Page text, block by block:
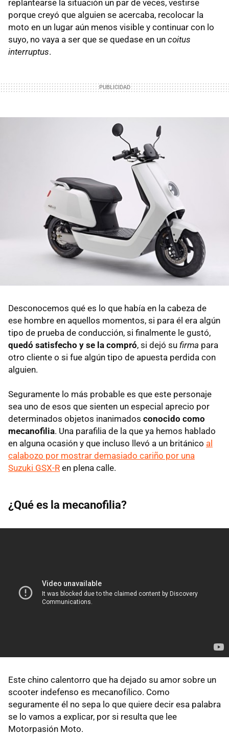
replantearse la situación un par de veces, vestirse
porque creyó que alguien se acercaba, recolocar la
moto en un lugar aún menos visible y continuar con lo
suyo, no vaya a ser que se quedase en un coitus
interruptus.
Desconocemos qué es lo que había en la cabeza de
ese hombre en aquellos momentos, si para él era algún
tipo de prueba de conducción, si finalmente le gustó,
quedó satisfecho y se la compró, si dejó su firma para
otro cliente o si fue algún tipo de apuesta perdida con
alguien.
Seguramente lo más probable es que este personaje
sea uno de esos que sienten un especial aprecio por
determinados objetos inanimados conocido como
mecanofilia. Una parafilia de la que ya hemos hablado
en alguna ocasión y que incluso llevó a un británico al
calabozo por mostrar demasiado cariño por una
Suzuki GSX-R en plena calle.
¿Qué es la mecanofilia?
Este chino calentorro que ha dejado su amor sobre un
scooter indefenso es mecanofílico. Como
seguramente él no sepa lo que quiere decir esa palabra
se lo vamos a explicar, por si resulta que lee
Motorpasión Moto.